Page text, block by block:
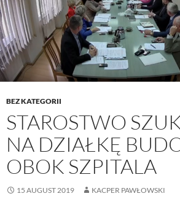
BEZ KATEGORII
STAROSTWO
NA DZIAŁKĘ
OBOK SZPITALA
15 AUGUST 2019 KACPER PAWŁOWSKI